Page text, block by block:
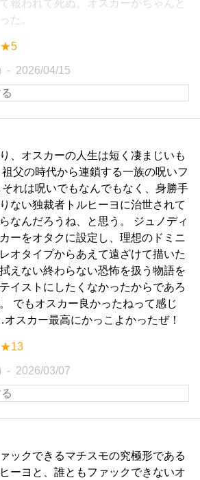
報われて死ぬ。オスカーがちゃんと
た。
★5
2026/04/15
、オスカーの人生は短く凄まじいも
父の時代から連鎖する一族の呪いフ
それは呪いでもなんでもなく、身勝手
ない独裁者トルヒーヨに治世されて
なんだろうね、と思う。 ジュノディ
ーをオタクに設定し、理想のドミニ
オタイプからあえて遠ざけて描いた
えない終わらない恐怖を扱う物語を
イストにしたくなかったからであろ
でもオスカー良かったねって感じ
スカー最高にかっこよかったぜ！
★13
2026/03/07
ックできるマチスモの究極形である
ーヨと、誰ともファックできないオ